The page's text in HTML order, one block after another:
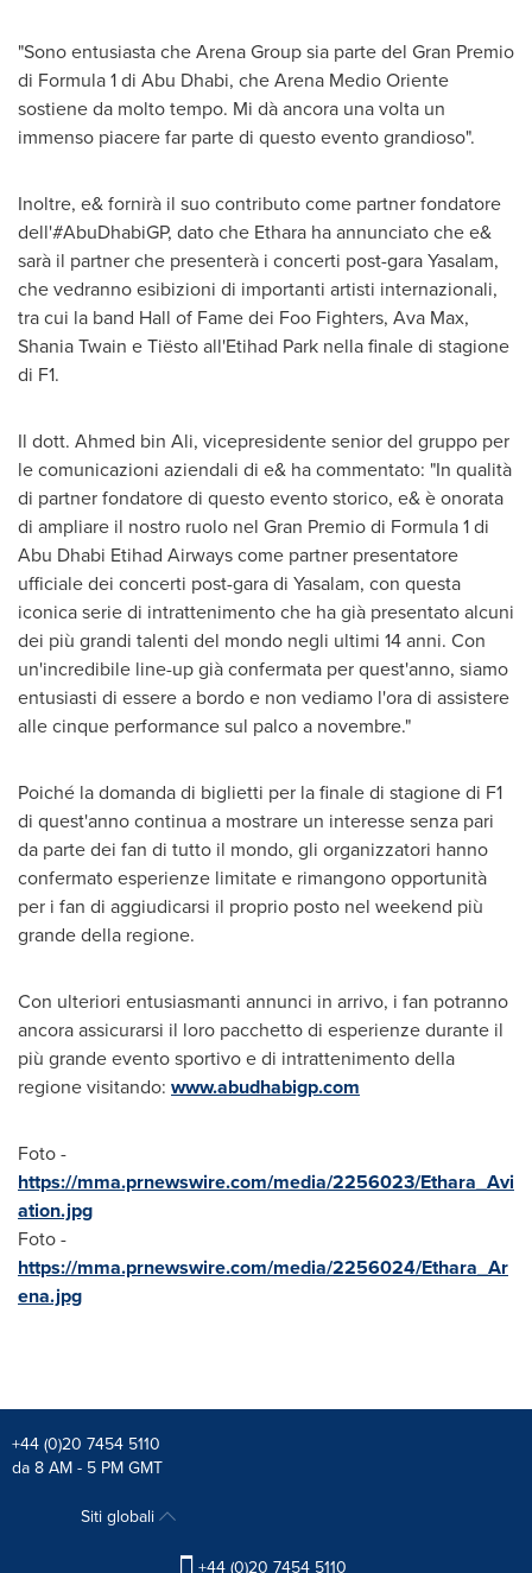
"Sono entusiasta che Arena Group sia parte del Gran Premio
di Formula 1 di Abu Dhabi, che Arena Medio Oriente
sostiene da molto tempo. Mi dà ancora una volta un
immenso piacere far parte di questo evento grandioso".
Inoltre, e& fornirà il suo contributo come partner fondatore
dell'#AbuDhabiGP, dato che Ethara ha annunciato che e&
sarà il partner che presenterà i concerti post-gara Yasalam,
che vedranno esibizioni di importanti artisti internazionali,
tra cui la band Hall of Fame dei Foo Fighters, Ava Max,
Shania Twain e Tiësto all'Etihad Park nella finale di stagione
di F1.
Il dott. Ahmed bin Ali, vicepresidente senior del gruppo per
le comunicazioni aziendali di e& ha commentato: "In qualità
di partner fondatore di questo evento storico, e& è onorata
di ampliare il nostro ruolo nel Gran Premio di Formula 1 di
Abu Dhabi Etihad Airways come partner presentatore
ufficiale dei concerti post-gara di Yasalam, con questa
iconica serie di intrattenimento che ha già presentato alcuni
dei più grandi talenti del mondo negli ultimi 14 anni. Con
un'incredibile line-up già confermata per quest'anno, siamo
entusiasti di essere a bordo e non vediamo l'ora di assistere
alle cinque performance sul palco a novembre."
Poiché la domanda di biglietti per la finale di stagione di F1
di quest'anno continua a mostrare un interesse senza pari
da parte dei fan di tutto il mondo, gli organizzatori hanno
confermato esperienze limitate e rimangono opportunità
per i fan di aggiudicarsi il proprio posto nel weekend più
grande della regione.
Con ulteriori entusiasmanti annunci in arrivo, i fan potranno
ancora assicurarsi il loro pacchetto di esperienze durante il
più grande evento sportivo e di intrattenimento della
regione visitando: www.abudhabigp.com
Foto -
https://mma.prnewswire.com/media/2256023/Ethara_Avi
ation.jpg
Foto -
https://mma.prnewswire.com/media/2256024/Ethara_Ar
ena.jpg
+44 (0)20 7454 5110
da 8 AM - 5 PM GMT
Siti globali
+44 (0)20 7454 5110